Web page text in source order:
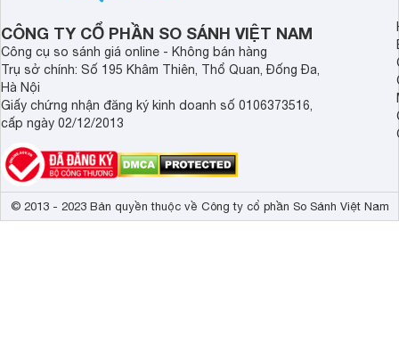
CÔNG TY CỔ PHẦN SO SÁNH VIỆT NAM
Công cụ so sánh giá online - Không bán hàng
Trụ sở chính: Số 195 Khâm Thiên, Thổ Quan, Đống Đa,
Hà Nội
Giấy chứng nhận đăng ký kinh doanh số 0106373516,
cấp ngày 02/12/2013
© 2013 - 2023 Bản quyền thuộc về Công ty cổ phần So Sánh Việt Nam